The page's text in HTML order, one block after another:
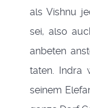
als Vishnu
sei, also
anbeten
taten. Indra
seinem